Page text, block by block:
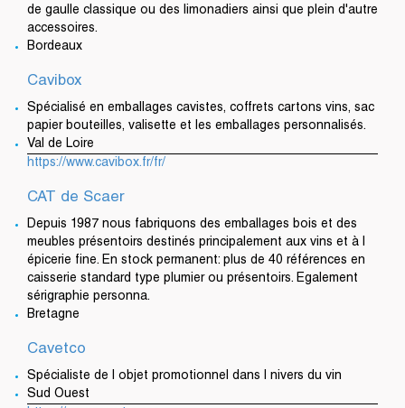
de gaulle classique ou des limonadiers ainsi que plein d'autre
accessoires.
Bordeaux
Cavibox
Spécialisé en emballages cavistes, coffrets cartons vins, sac
papier bouteilles, valisette et les emballages personnalisés.
Val de Loire
https://www.cavibox.fr/fr/
CAT de Scaer
Depuis 1987 nous fabriquons des emballages bois et des
meubles présentoirs destinés principalement aux vins et à l
épicerie fine. En stock permanent: plus de 40 références en
caisserie standard type plumier ou présentoirs. Egalement
sérigraphie personna.
Bretagne
Cavetco
Spécialiste de l objet promotionnel dans l nivers du vin
Sud Ouest